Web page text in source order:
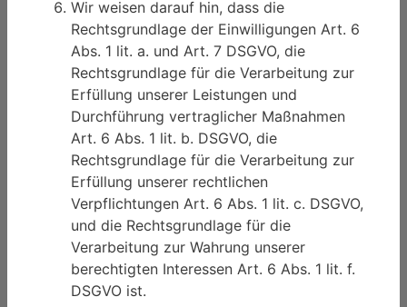
Wir weisen darauf hin, dass die
Rechtsgrundlage der Einwilligungen Art. 6
Abs. 1 lit. a. und Art. 7 DSGVO, die
Rechtsgrundlage für die Verarbeitung zur
Erfüllung unserer Leistungen und
Durchführung vertraglicher Maßnahmen
Art. 6 Abs. 1 lit. b. DSGVO, die
Rechtsgrundlage für die Verarbeitung zur
Erfüllung unserer rechtlichen
Verpflichtungen Art. 6 Abs. 1 lit. c. DSGVO,
und die Rechtsgrundlage für die
Verarbeitung zur Wahrung unserer
berechtigten Interessen Art. 6 Abs. 1 lit. f.
DSGVO ist.